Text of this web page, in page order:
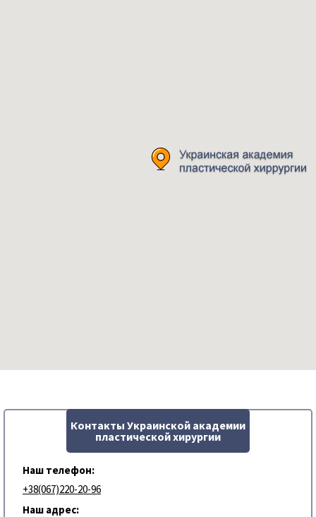
Контакты Украинской академии
пластической хирургии
Наш телефон:
+38(067)220-20-96
Наш адрес: